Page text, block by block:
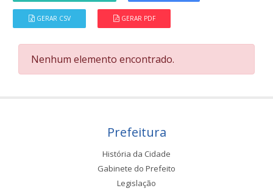
GERAR CSV GERAR PDF
Nenhum elemento encontrado.
Prefeitura
História da Cidade
Gabinete do Prefeito
Legislação